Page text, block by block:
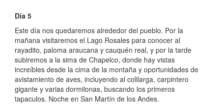
Día 5
Este día nos quedaremos alrededor del pueblo. Por la
mañana visitaremos el Lago Rosales para conocer al
rayadito, paloma araucana y cauquén real, y por la tarde
subiremos a la sima de Chapelco, donde hay vistas
increíbles desde la cima de la montaña y oportunidades de
avistamiento de aves, incluyendo al colilarga, carpintero
gigante y varias dormilonas, buscando los primeros
tapaculos. Noche en San Martín de los Andes.